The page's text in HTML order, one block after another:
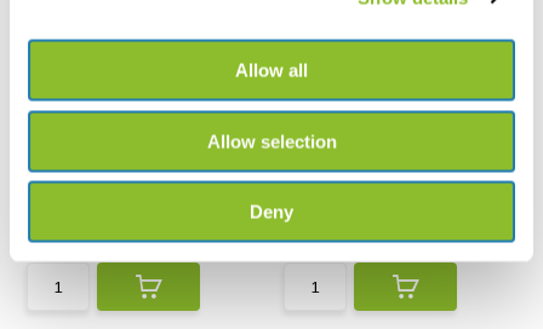
Allow all
Allow selection
Deny
Schmetterlinge der Alpen
Schmetterlinge der Alpen
€20,27
Libellen der Alpen
Libellen der Alpen porträtiert mit
€20,27